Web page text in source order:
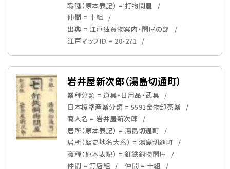
職種（原本表記） = 打物問屋
仲間 = 十組
出典 = 江戸独買物案内・問屋の部
江戸マップID = 20-271
岩井屋新次郎（湯島切通町）
業種分類 = 道具・日用品・武具
日本標準産業分類 = 5591金物卸売業
商人名 = 岩井屋新次郎
居所（原本表記） = 湯島切通町
居所（歴史地名大系） = 湯島切通町
職種（原本表記） = 釘鉄銅物問屋
仲間 = 釘店組
仲間 = 十組